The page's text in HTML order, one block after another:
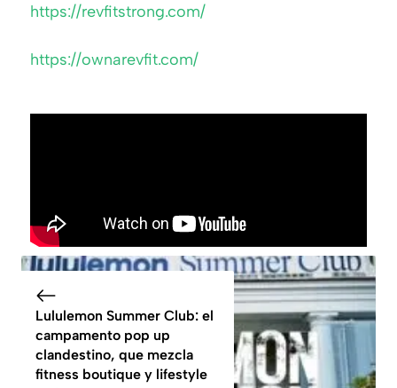
https://revfitstrong.com/
https://ownarevfit.com/
Lululemon Summer Club: el
campamento pop up
clandestino, que mezcla
fitness boutique y lifestyle